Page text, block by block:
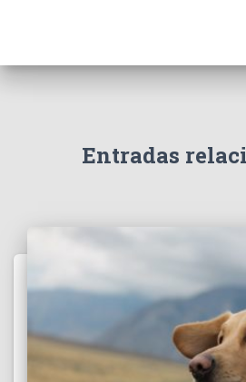
Entradas